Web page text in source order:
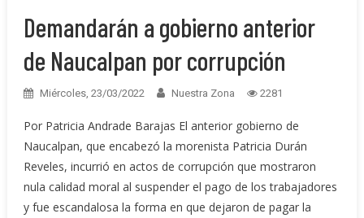
Demandarán a gobierno anterior
de Naucalpan por corrupción
Miércoles, 23/03/2022 Nuestra Zona 2281
Por Patricia Andrade Barajas El anterior gobierno de
Naucalpan, que encabezó la morenista Patricia Durán
Reveles, incurrió en actos de corrupción que mostraron
nula calidad moral al suspender el pago de los trabajadores
y fue escandalosa la forma en que dejaron de pagar la